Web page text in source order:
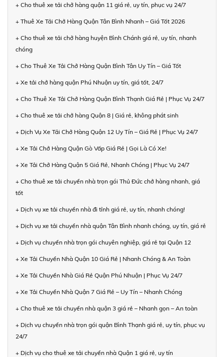
+ Cho thuê xe tải chở hàng quận 11 giá rẻ, uy tín, phục vụ 24/7
+ Thuê Xe Tải Chở Hàng Quận Tân Bình Nhanh – Giá Tốt 2026
+ Cho thuê xe tải chở hàng huyện Bình Chánh giá rẻ, uy tín, nhanh
chóng
+ Cho Thuê Xe Tải Chở Hàng Quận Bình Tân Uy Tín – Giá Tốt
+ Xe tải chở hàng quận Phú Nhuận uy tín, giá tốt, 24/7
+ Cho Thuê Xe Tải Chở Hàng Quận Bình Thạnh Giá Rẻ | Phục Vụ 24/7
+ Cho thuê xe tải chở hàng Quận 8 | Giá rẻ, không phát sinh
+ Dịch Vụ Xe Tải Chở Hàng Quận 12 Uy Tín – Giá Rẻ | Phục Vụ 24/7
+ Xe Tải Chở Hàng Quận Gò Vấp Giá Rẻ | Gọi Là Có Xe!
+ Xe Tải Chở Hàng Quận 5 Giá Rẻ, Nhanh Chóng | Phục Vụ 24/7
+ Cho thuê xe tải chuyển nhà trọn gói Thủ Đức chở hàng nhanh, giá
tốt
+ Dịch vụ xe tải chuyển nhà đi tỉnh giá rẻ, uy tín, nhanh chóng!
+ Dịch vụ xe tải chuyển nhà quận Tân Bình nhanh chóng, uy tín, giá rẻ
+ Dịch vụ chuyển nhà trọn gói chuyên nghiệp, giá rẻ tại Quận 12
+ Xe Tải Chuyển Nhà Quận 10 Giá Rẻ | Nhanh Chóng & An Toàn
+ Xe Tải Chuyển Nhà Giá Rẻ Quận Phú Nhuận | Phục Vụ 24/7
+ Xe Tải Chuyển Nhà Quận 7 Giá Rẻ – Uy Tín – Nhanh Chóng
+ Cho thuê xe tải chuyển nhà quận 3 giá rẻ – Nhanh gọn – An toàn
+ Dịch vụ chuyển nhà trọn gói quận Bình Thạnh giá rẻ, uy tín, phục vụ
24/7
+ Dịch vụ cho thuê xe tải chuyển nhà Quận 1 giá rẻ, uy tín